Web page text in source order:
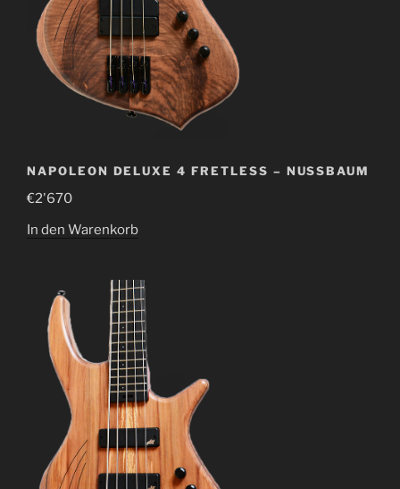
NAPOLEON DELUXE 4 FRETLESS – NUSSBAUM
€2'670
In den Warenkorb